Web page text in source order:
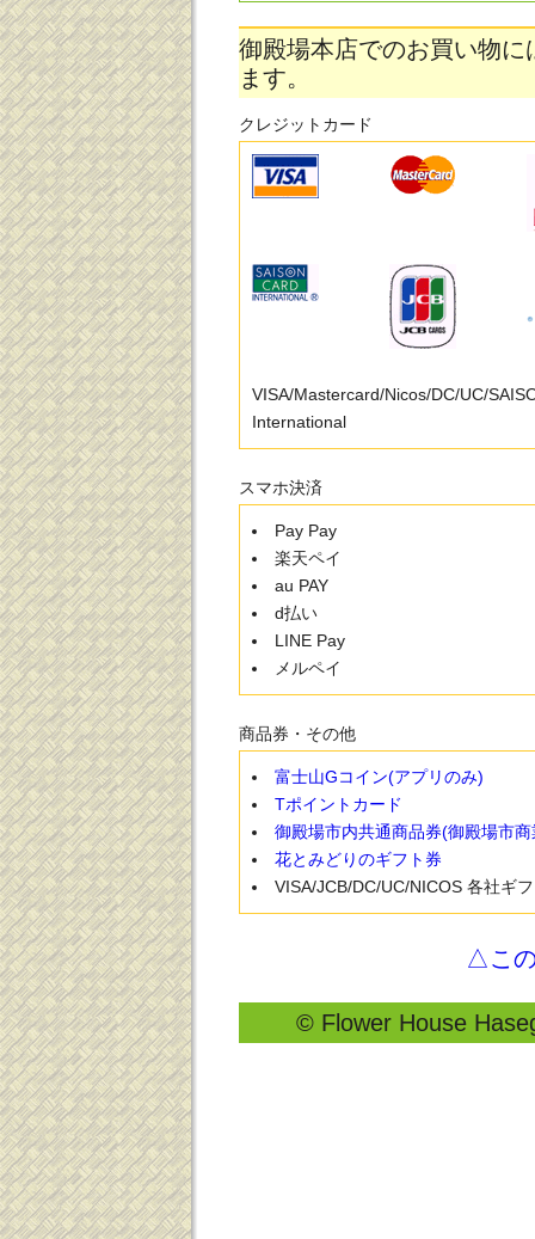
御殿場本店でのお買い物
ます。
クレジットカード
VISA/Mastercard/Nicos/DC/UC/
International
スマホ決済
Pay Pay
楽天ペイ
au PAY
d払い
LINE Pay
メルペイ
商品券・その他
富士山Gコイン(アプリのみ)
Tポイントカード
御殿場市内共通商品券(御殿場市
花とみどりのギフト券
VISA/JCB/DC/UC/NICOS 各社ギ
△こ
© Flower House